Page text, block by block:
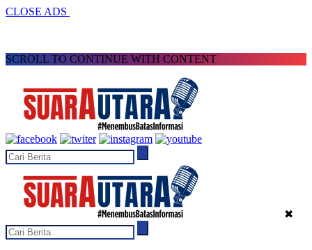
CLOSE ADS
SCROLL TO CONTINUE WITH CONTENT
✖